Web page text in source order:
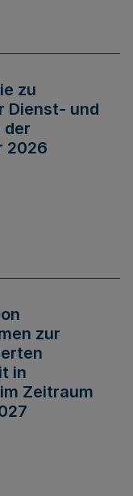
zu
Dienst- und
der
2026
zur
in
Zeitraum